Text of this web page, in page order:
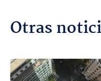
Otras